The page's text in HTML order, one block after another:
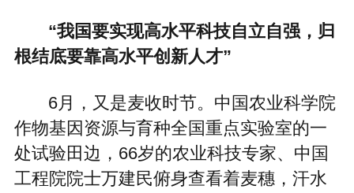
“我国要实现高水平科技自立自强，归
根结底要靠高水平创新人才”
6月，又是麦收时节。中国农业科学院
作物基因资源与育种全国重点实验室的一
处试验田边，66岁的农业科技专家、中国
工程院院士万建民俯身查看着麦穗，汗水